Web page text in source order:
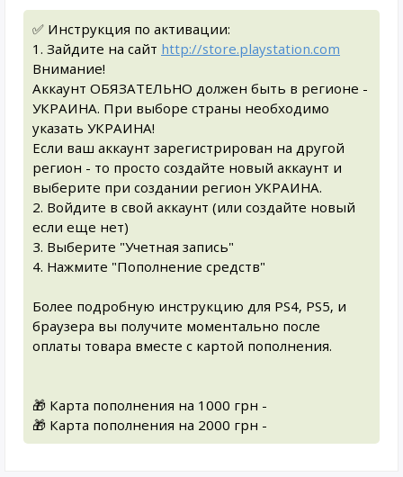
✅ Инструкция по активации:
1. Зайдите на сайт http://store.playstation.com
Внимание!
Аккаунт ОБЯЗАТЕЛЬНО должен быть в регионе -
УКРАИНА. При выборе страны необходимо
указать УКРАИНА!
Если ваш аккаунт зарегистрирован на другой
регион - то просто создайте новый аккаунт и
выберите при создании регион УКРАИНА.
2. Войдите в свой аккаунт (или создайте новый
если еще нет)
3. Выберите "Учетная запись"
4. Нажмите "Пополнение средств"
Более подробную инструкцию для PS4, PS5, и
браузера вы получите моментально после
оплаты товара вместе с картой пополнения.
🎁 Карта пополнения на 1000 грн -
🎁 Карта пополнения на 2000 грн -